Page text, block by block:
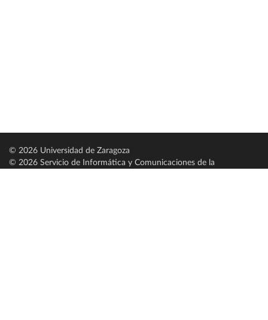
© 2026 Universidad de Zaragoza
© 2026 Servicio de Informática y Comunicaciones de la